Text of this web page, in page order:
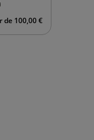
100,00 €